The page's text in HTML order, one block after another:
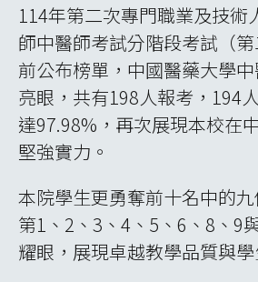
114年第二次專門職業及技術
師中醫師考試分階段考試（
前公布榜單，中國醫藥大學
亮眼，共有198人報考，194
達97.98%，再次展現本校在
堅強實力。
本院學生更勇奪前十名中的
第1、2、3、4、5、6、8、9
耀眼，展現卓越教學品質與